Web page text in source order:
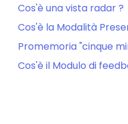
Cos'è una vista radar ?
Cos'è la Modalità
Promemoria "cinque
Cos'è il Modulo di